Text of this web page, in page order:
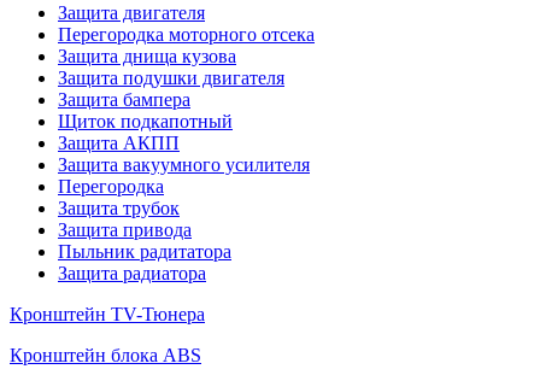
Защита двигателя
Перегородка моторного отсека
Защита днища кузова
Защита подушки двигателя
Защита бампера
Щиток подкапотный
Защита АКПП
Защита вакуумного усилителя
Перегородка
Защита трубок
Защита привода
Пыльник радитатора
Защита радиатора
Кронштейн TV-Тюнера
Кронштейн блока ABS